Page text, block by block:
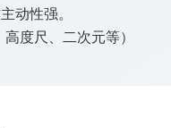
动性强。
度尺、二次元等）